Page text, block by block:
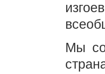
Мы